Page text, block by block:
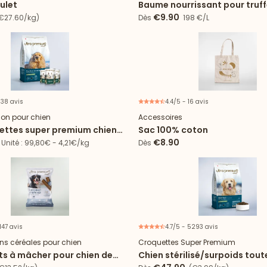
kg)
Baume nourrissant pour
coussinets
Dès €9.90 198 €/L
avis
pour chien
super premium chien
+ 24 boîtes agneau
: 99,80€ - 4,21€/kg
4.4/5 - 16 avis
Accessoires
Sac 100% coton
Dès €8.90
avis
céréales pour chien
à mâcher pour chien de
4.7/5 - 5293 avis
Croquettes Super Premium
Chien stérilisé/surpoids